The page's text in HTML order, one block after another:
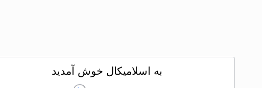
به اسلامیکال خوش آمدید